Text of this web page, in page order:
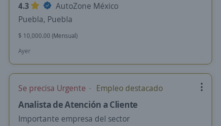
4.3
AutoZone México
Puebla, Puebla
$ 10,000.00 (Mensual)
Ayer
Se precisa Urgente Empleo destacado
Analista de Atención a Cliente
Importante empresa del sector